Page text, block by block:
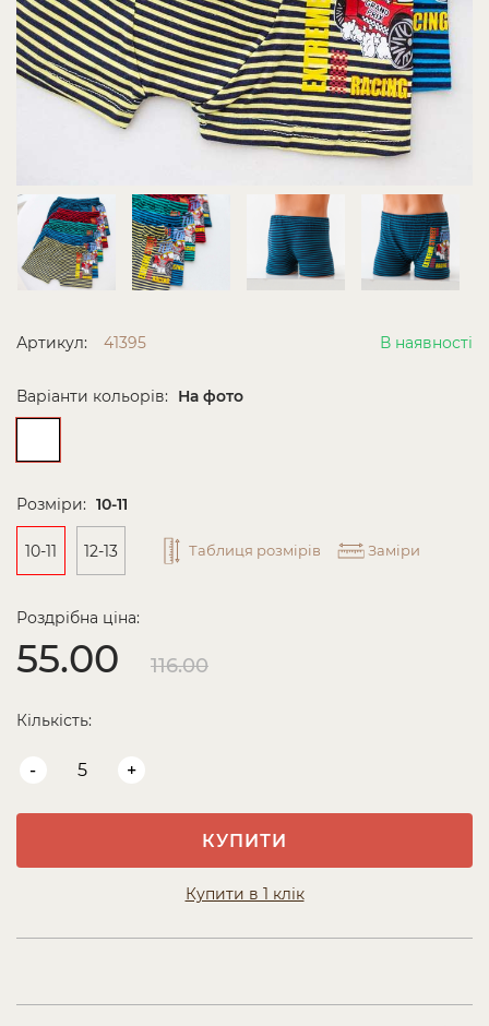
Артикул: 41395 В наявності
Варіанти кольорів: На фото
Розміри: 10-11
10-11 12-13 Таблиця розмірів Заміри
Роздрібна ціна:
55.00 116.00
Кількість:
- +
КУПИТИ
Купити в 1 клік